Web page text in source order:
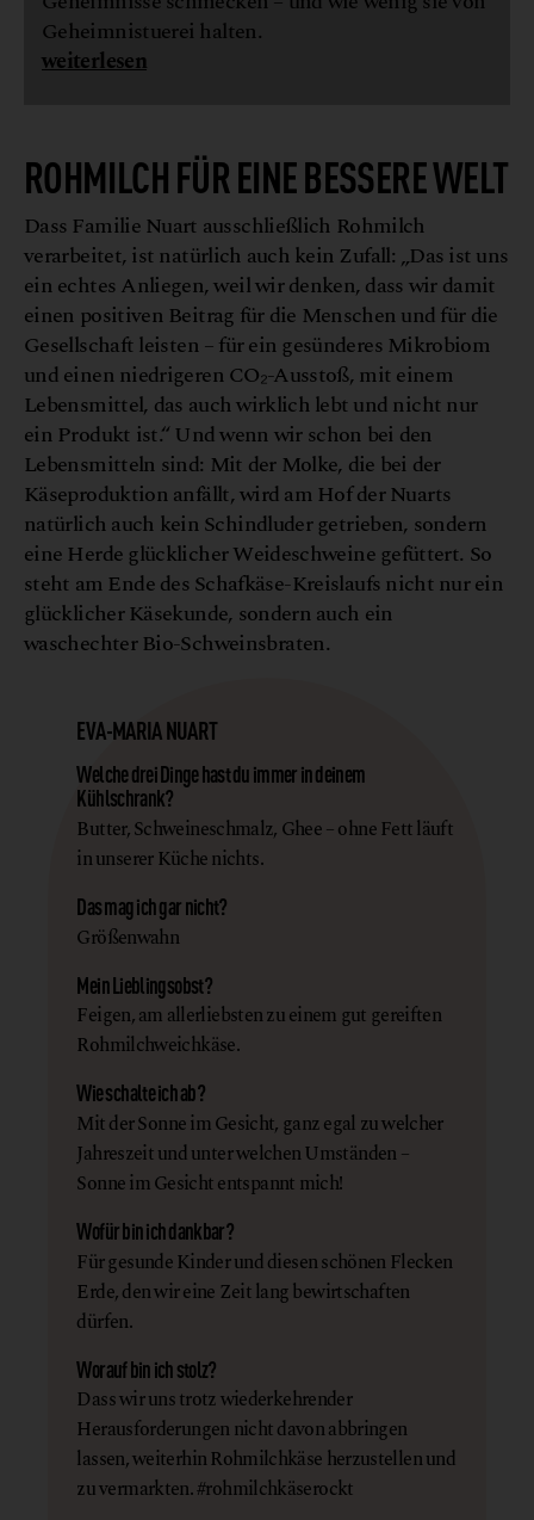
Geheimnistuerei halten.
weiterlesen
ROHMILCH FÜR EINE BESSERE WELT
Dass Familie Nuart ausschließlich Rohmilch
verarbeitet, ist natürlich auch kein Zufall: „Das ist uns
ein echtes Anliegen, weil wir denken, dass wir damit
einen positiven Beitrag für die Menschen und für die
Gesellschaft leisten – für ein gesünderes Mikrobiom
und einen niedrigeren CO₂-Ausstoß, mit einem
Lebensmittel, das auch wirklich lebt und nicht nur
ein Produkt ist.“ Und wenn wir schon bei den
Lebensmitteln sind: Mit der Molke, die bei der
Käseproduktion anfällt, wird am Hof der Nuarts
natürlich auch kein Schindluder getrieben, sondern
eine Herde glücklicher Weideschweine gefüttert. So
steht am Ende des Schafkäse-Kreislaufs nicht nur ein
glücklicher Käsekunde, sondern auch ein
waschechter Bio-Schweinsbraten.
EVA-MARIA NUART
Welche drei Dinge hast du immer in deinem
Kühlschrank?
Butter, Schweineschmalz, Ghee – ohne Fett läuft
in unserer Küche nichts.
Das mag ich gar nicht?
Größenwahn
Mein Lieblingsobst?
Feigen, am allerliebsten zu einem gut gereiften
Rohmilchweichkäse.
Wie schalte ich ab?
Mit der Sonne im Gesicht, ganz egal zu welcher
Jahreszeit und unter welchen Umständen –
Sonne im Gesicht entspannt mich!
Wofür bin ich dankbar?
Für gesunde Kinder und diesen schönen Flecken
Erde, den wir eine Zeit lang bewirtschaften
dürfen.
Worauf bin ich stolz?
Dass wir uns trotz wiederkehrender
Herausforderungen nicht davon abbringen
lassen, weiterhin Rohmilchkäse herzustellen und
zu vermarkten. #rohmilchkäserockt